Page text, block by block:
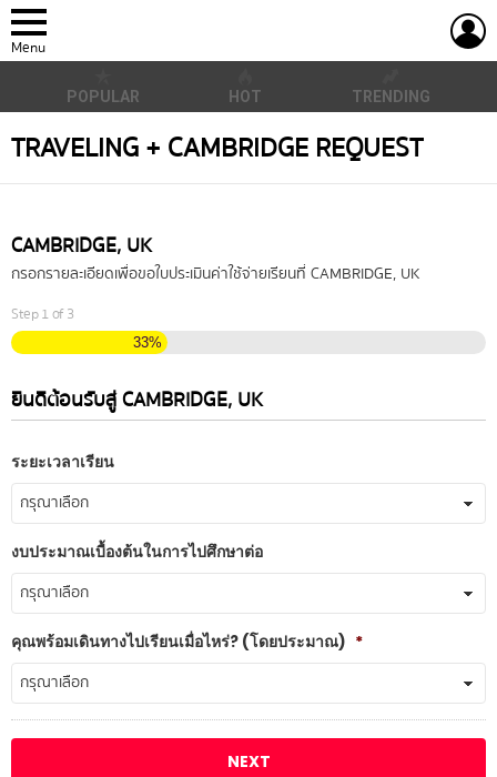
Menu
POPULAR HOT TRENDING
TRAVELING + CAMBRIDGE REQUEST
CAMBRIDGE, UK
กรอกรายละเอียดเพื่อขอใบประเมินค่าใช้จ่ายเรียนที่ CAMBRIDGE, UK
Step1of 3
33%
ยินดีต้อนรับสู่ CAMBRIDGE, UK
ระยะเวลาเรียน
งบประมาณเบื้องต้นในการไปศึกษาต่อ
คุณพร้อมเดินทางไปเรียนเมื่อไหร่? (โดยประมาณ) *